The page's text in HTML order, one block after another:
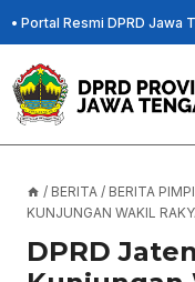
Skip
to
content
• Portal Resmi DPRD Jawa
/ BERITA / BERITA
KUNJUNGAN WAKIL
DPRD